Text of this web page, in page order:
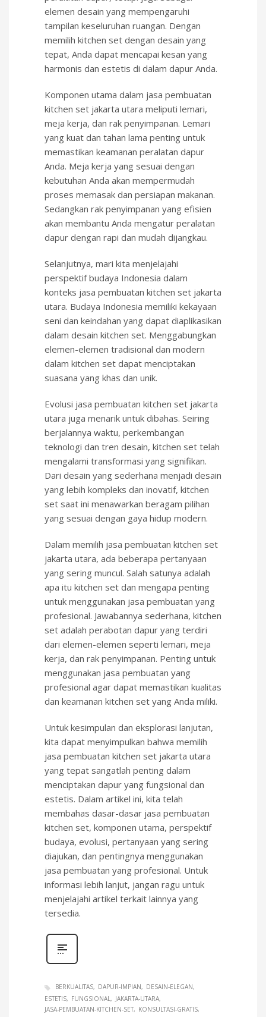
elemen desain yang mempengaruhi
tampilan keseluruhan ruangan. Dengan
memilih kitchen set dengan desain yang
tepat, Anda dapat mencapai kesan yang
harmonis dan estetis di dalam dapur Anda.
Komponen utama dalam jasa pembuatan
kitchen set jakarta utara meliputi lemari,
meja kerja, dan rak penyimpanan. Lemari
yang kuat dan tahan lama penting untuk
memastikan keamanan peralatan dapur
Anda. Meja kerja yang sesuai dengan
kebutuhan Anda akan mempermudah
proses memasak dan persiapan makanan.
Sedangkan rak penyimpanan yang efisien
akan membantu Anda mengatur peralatan
dapur dengan rapi dan mudah dijangkau.
Selanjutnya, mari kita menjelajahi
perspektif budaya Indonesia dalam
konteks jasa pembuatan kitchen set jakarta
utara. Budaya Indonesia memiliki kekayaan
seni dan keindahan yang dapat diaplikasikan
dalam desain kitchen set. Menggabungkan
elemen-elemen tradisional dan modern
dalam kitchen set dapat menciptakan
suasana yang khas dan unik.
Evolusi jasa pembuatan kitchen set jakarta
utara juga menarik untuk dibahas. Seiring
berjalannya waktu, perkembangan
teknologi dan tren desain, kitchen set telah
mengalami transformasi yang signifikan.
Dari desain yang sederhana menjadi desain
yang lebih kompleks dan inovatif, kitchen
set saat ini menawarkan beragam pilihan
yang sesuai dengan gaya hidup modern.
Dalam memilih jasa pembuatan kitchen set
jakarta utara, ada beberapa pertanyaan
yang sering muncul. Salah satunya adalah
apa itu kitchen set dan mengapa penting
untuk menggunakan jasa pembuatan yang
profesional. Jawabannya sederhana, kitchen
set adalah perabotan dapur yang terdiri
dari elemen-elemen seperti lemari, meja
kerja, dan rak penyimpanan. Penting untuk
menggunakan jasa pembuatan yang
profesional agar dapat memastikan kualitas
dan keamanan kitchen set yang Anda miliki.
Untuk kesimpulan dan eksplorasi lanjutan,
kita dapat menyimpulkan bahwa memilih
jasa pembuatan kitchen set jakarta utara
yang tepat sangatlah penting dalam
menciptakan dapur yang fungsional dan
estetis. Dalam artikel ini, kita telah
membahas dasar-dasar jasa pembuatan
kitchen set, komponen utama, perspektif
budaya, evolusi, pertanyaan yang sering
diajukan, dan pentingnya menggunakan
jasa pembuatan yang profesional. Untuk
informasi lebih lanjut, jangan ragu untuk
menjelajahi artikel terkait lainnya yang
tersedia.
BERKUALITAS DAPUR-IMPIAN
DESAIN-ELEGAN
ESTETIS
FUNGSIONAL
JAKARTA-UTARA
JASA-PEMBUATAN-KITCHEN-SET
KONSULTASI-GRATIS